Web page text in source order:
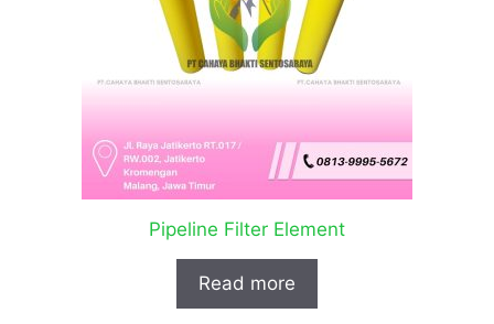
Pipeline Filter Element
Read more